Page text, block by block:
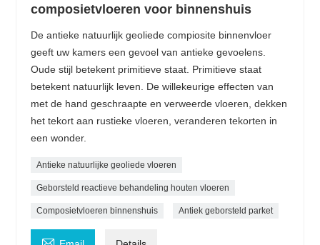
composietvloeren voor binnenshuis
De antieke natuurlijk geoliede compiosite binnenvloer
geeft uw kamers een gevoel van antieke gevoelens.
Oude stijl betekent primitieve staat. Primitieve staat
betekent natuurlijk leven. De willekeurige effecten van
met de hand geschraapte en verweerde vloeren, dekken
het tekort aan rustieke vloeren, veranderen tekorten in
een wonder.
Antieke natuurlijke geoliede vloeren
Geborsteld reactieve behandeling houten vloeren
Composietvloeren binnenshuis Antiek geborsteld parket
